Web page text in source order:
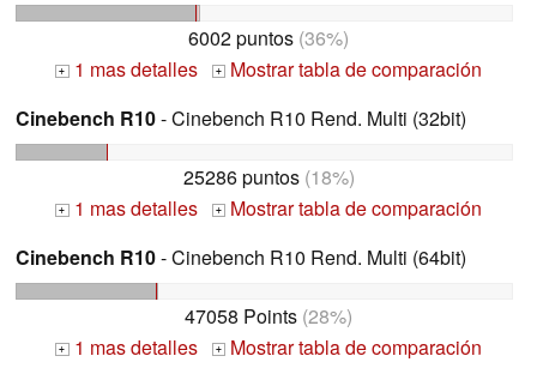
6002 puntos (36%)
+ 1 mas detalles +
Mostrar tabla de comparación
Cinebench R10- Cinebench R10 Rend. Multi (32bit)
25286 puntos(18%)
+ 1 mas detalles +
Mostrar tabla de comparación
Cinebench R10- Cinebench R10 Rend. Multi (64bit)
47058 Points (28%)
+ 1 mas detalles +
Mostrar tabla de comparación